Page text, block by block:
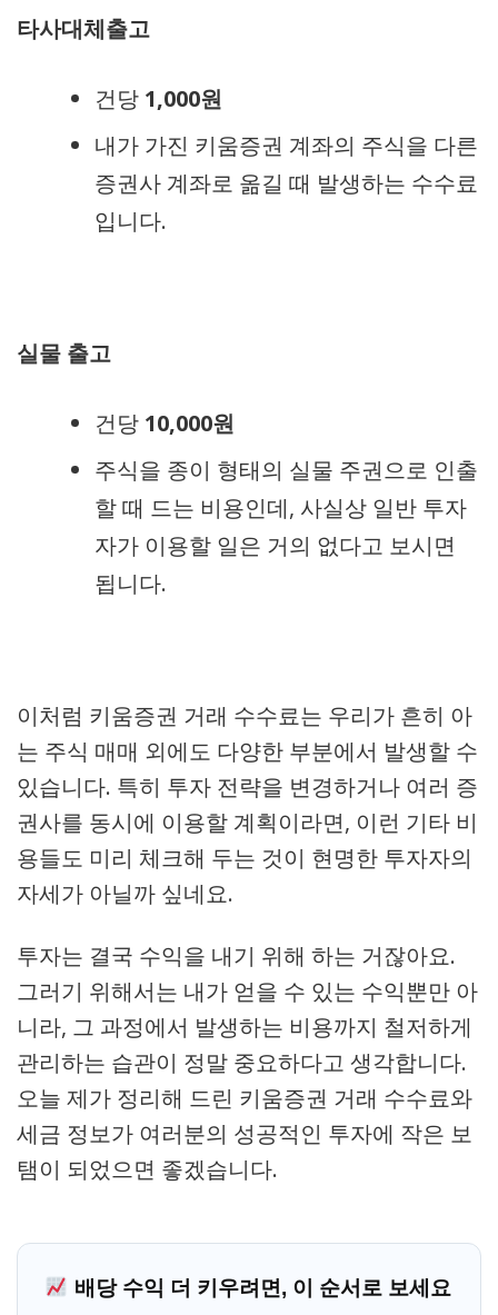
타사대체출고
건당 1,000원
내가 가진 키움증권 계좌의 주식을 다른
증권사 계좌로 옮길 때 발생하는 수수료
입니다.
실물 출고
건당 10,000원
주식을 종이 형태의 실물 주권으로 인출
할 때 드는 비용인데, 사실상 일반 투자
자가 이용할 일은 거의 없다고 보시면
됩니다.
이처럼 키움증권 거래 수수료는 우리가 흔히 아
는 주식 매매 외에도 다양한 부분에서 발생할 수
있습니다. 특히 투자 전략을 변경하거나 여러 증
권사를 동시에 이용할 계획이라면, 이런 기타 비
용들도 미리 체크해 두는 것이 현명한 투자자의
자세가 아닐까 싶네요.
투자는 결국 수익을 내기 위해 하는 거잖아요.
그러기 위해서는 내가 얻을 수 있는 수익뿐만 아
니라, 그 과정에서 발생하는 비용까지 철저하게
관리하는 습관이 정말 중요하다고 생각합니다.
오늘 제가 정리해 드린 키움증권 거래 수수료와
세금 정보가 여러분의 성공적인 투자에 작은 보
탬이 되었으면 좋겠습니다.
배당 수익 더 키우려면, 이 순서로 보세요